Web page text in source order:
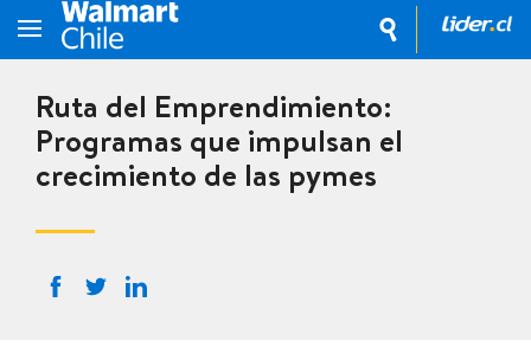
Ruta del Emprendimiento:
Programas que impulsan el
crecimiento de las pymes